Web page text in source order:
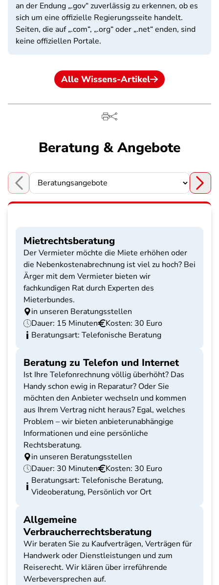
an der Endung „.gov“ zuverlässig zu erkennen, ob es
sich um eine offizielle Regierungsseite handelt.
Seiten, die auf „.com“, „.org“ oder „.net“ enden, sind
keine offiziellen Portale.
Alle Wissens-Artikel
Beratung & Angebote
Choose a section
Mietrechtsberatung
Der Vermieter möchte die Miete erhöhen oder
die Nebenkostenabrechnung ist viel zu hoch? Bei
Ärger mit dem Vermieter bieten wir
fachkundigen Rat durch Experten des
Mieterbundes.
in unseren Beratungsstellen
Dauer: 15 Minuten
Kosten: 30 Euro
Beratungsart: Telefonische Beratung
Beratung zu Telefon und Internet
Ist Ihre Telefonrechnung völlig überhöht? Das
Handy schon ewig in Reparatur? Oder Sie
möchten den Anbieter wechseln und kommen
aus Ihrem Vertrag nicht heraus? Egal, welches
Problem – wir bieten anbieterunabhängige
Informationen und eine persönliche
Rechtsberatung.
in unseren Beratungsstellen
Dauer: 30 Minuten
Kosten: 30 Euro
Beratungsart: Telefonische Beratung,
Videoberatung, Persönlich vor Ort
Allgemeine
Verbraucherrechtsberatung
Wir beraten Sie zu Kaufverträgen, Verträgen für
Handwerk oder Dienstleistungen und zum
Reiserecht. Wir klären über irreführende
Werbeversprechen auf.